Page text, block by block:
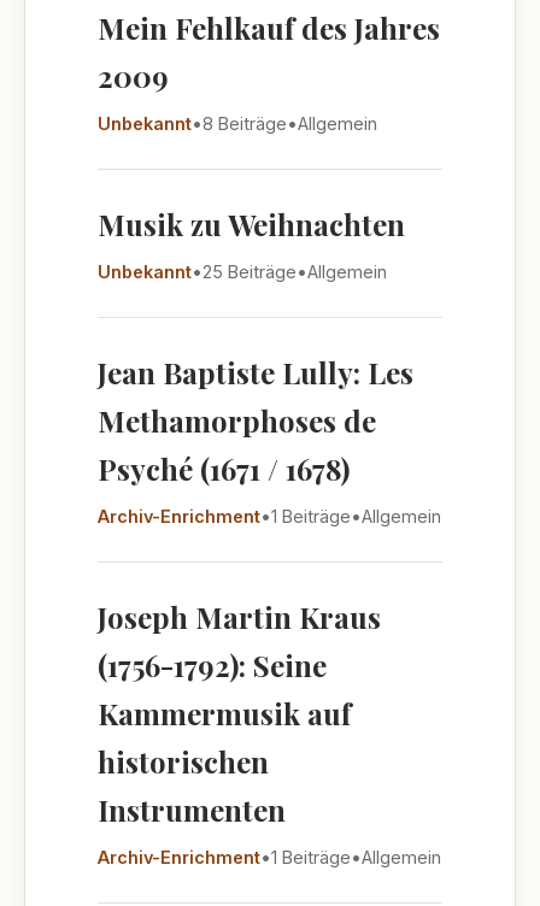
Mein Fehlkauf des Jahres
2009
Unbekannt•8 Beiträge•Allgemein
Musik zu Weihnachten
Unbekannt•25 Beiträge•Allgemein
Jean Baptiste Lully: Les
Methamorphoses de
Psyché (1671 / 1678)
Archiv-Enrichment•1 Beiträge•Allgemein
Joseph Martin Kraus
(1756-1792): Seine
Kammermusik auf
historischen
Instrumenten
Archiv-Enrichment•1 Beiträge•Allgemein